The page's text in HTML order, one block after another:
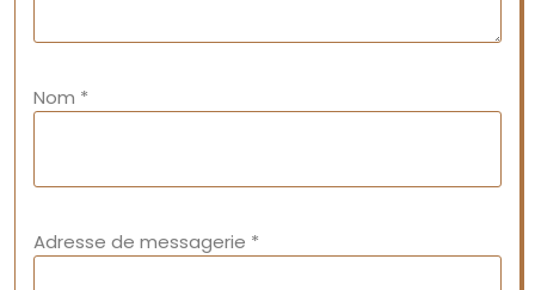
Nom *
Adresse de messagerie *